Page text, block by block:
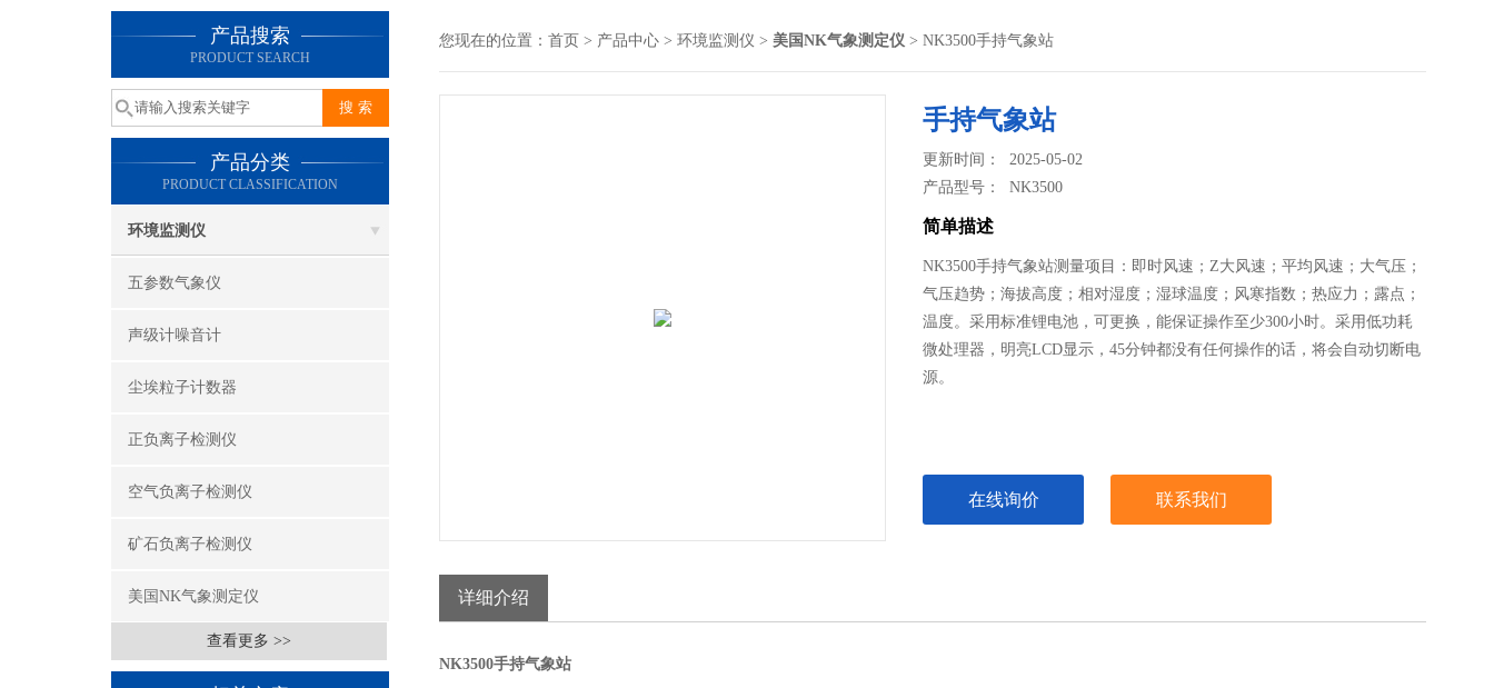
产品搜索
PRODUCT SEARCH
产品分类
PRODUCT CLASSIFICATION
环境监测仪
五参数气象仪
声级计噪音计
尘埃粒子计数器
正负离子检测仪
空气负离子检测仪
矿石负离子检测仪
美国NK气象测定仪
查看更多 >>
您现在的位置： 首页 > 产品中心 > 环境监测仪 > 美国NK气象测定仪 > NK3500手持气象站
手持气象站
更新时间： 2025-05-02
产品型号：NK3500
简单描述
NK3500手持气象站测量项目：即时风速；Z大风速；平均风速；大气压；
气压趋势；海拔高度；相对湿度；湿球温度；风寒指数；热应力；露点；
温度。采用标准锂电池，可更换，能保证操作至少300小时。采用低功耗
微处理器，明亮LCD显示，45分钟都没有任何操作的话，将会自动切断电
源。
在线询价 联系我们
详细介绍
NK3500手持气象站